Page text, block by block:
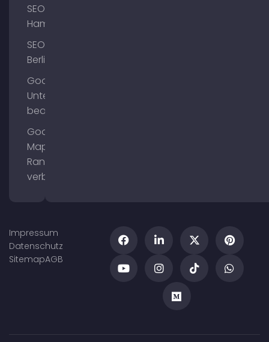
SEO
Hamburg
SEO
Berlin
Google
Unternehmensprofil
bearbeiten
Google
Maps
Ranking
verbessern
Impressum
Datenschutz
SitemapAGB